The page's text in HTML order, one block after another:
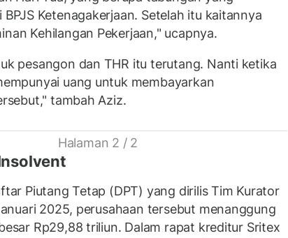
Ketenagakerjaan. Setelah itu kaitannya
Kehilangan Pekerjaan," ucapnya.
pesangon dan THR itu terutang. Nanti ketika
uang untuk membayarkan
tambah Aziz.
Halaman 2 / 2
Piutang Tetap (DPT) yang dirilis Tim Kurator
2025, perusahaan tersebut menanggung
Rp29,88 triliun. Dalam rapat kreditur Sritex